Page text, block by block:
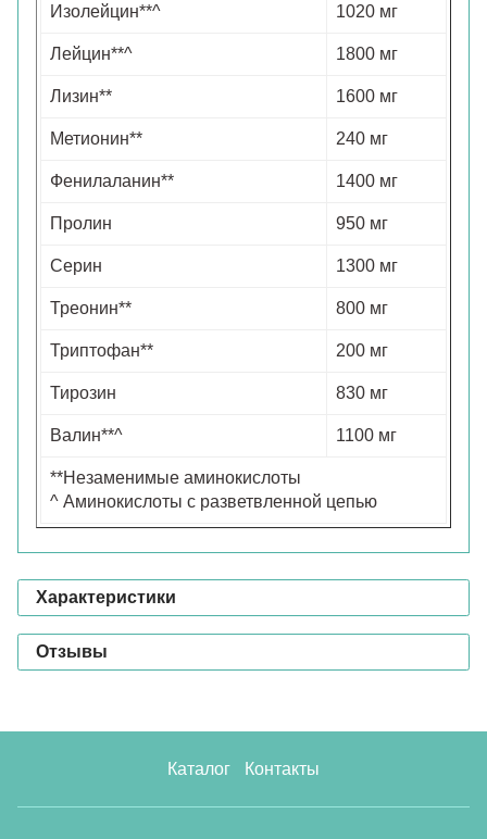
Изолейцин**^ 1020 мг
Лейцин**^ 1800 мг
Лизин** 1600 мг
Метионин** 240 мг
Фенилаланин** 1400 мг
Пролин 950 мг
Серин 1300 мг
Треонин** 800 мг
Триптофан** 200 мг
Тирозин 830 мг
Валин**^ 1100 мг
**Незаменимые аминокислоты
^ Аминокислоты с разветвленной цепью
Характеристики
Отзывы
Каталог Контакты